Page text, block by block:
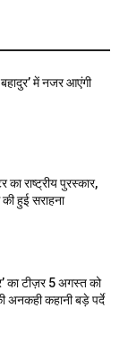
में नजर आएंगी
का राष्ट्रीय पुरस्कार,
हुई सराहना
का टीज़र 5 अगस्त को
अनकही कहानी बड़े पर्दे